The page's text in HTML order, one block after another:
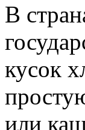
В
кусок
или